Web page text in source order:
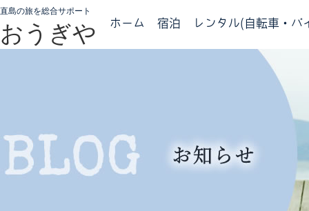
直島の旅を総合サポート
おうぎや ホーム 宿泊 レンタル(自転車・バ